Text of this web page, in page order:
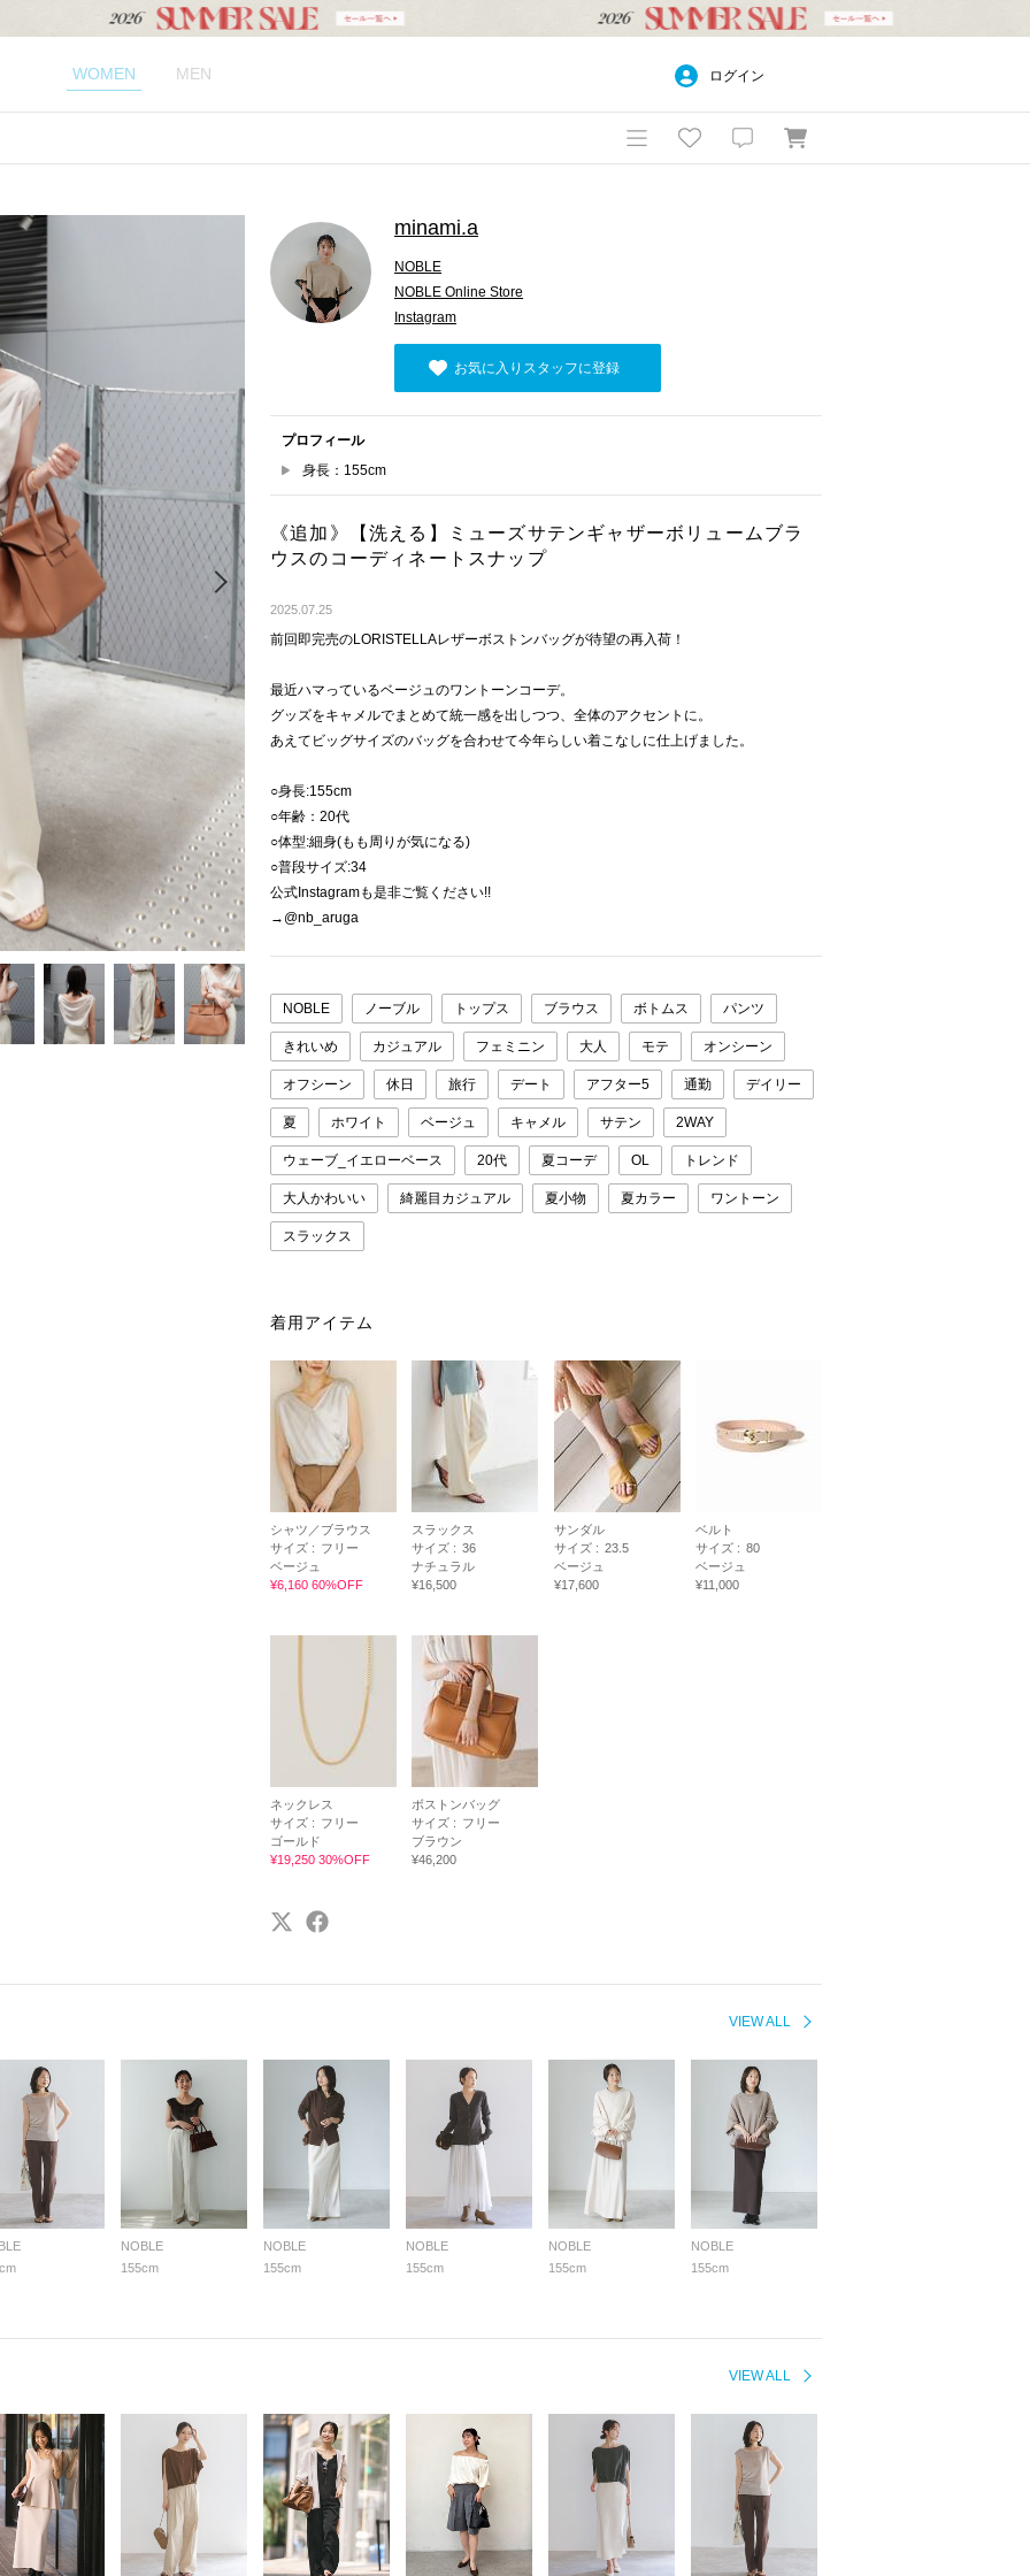
WOMEN MEN ログイン
minami.a
NOBLE
NOBLE Online Store
Instagram
お気に入りスタッフに登録
プロフィール
身長：155cm
《追加》【洗える】ミューズサテンギャザーボリュームブラ
ウスのコーディネートスナップ
2025.07.25
前回即完売のLORISTELLAレザーボストンバッグが待望の再入荷！
最近ハマっているベージュのワントーンコーデ。
グッズをキャメルでまとめて統一感を出しつつ、全体のアクセントに。
あえてビッグサイズのバッグを合わせて今年らしい着こなしに仕上げました。
○身長:155cm
○年齢：20代
○体型:細身(もも周りが気になる)
○普段サイズ:34
公式Instagramも是非ご覧ください!!
→@nb_aruga
NOBLE ノーブル トップス ブラウス ボトムス パンツ
きれいめ カジュアル フェミニン 大人 モテ オンシーン
オフシーン 休日 旅行 デート アフター5 通勤 デイリー
夏 ホワイト ベージュ キャメル サテン 2WAY
ウェーブ_イエローベース 20代 夏コーデ OL トレンド
大人かわいい 綺麗目カジュアル 夏小物 夏カラー ワントーン
スラックス
着用アイテム
シャツ／ブラウス
サイズ : フリー
ベージュ
¥6,160 60%OFF
スラックス
サイズ : 36
ナチュラル
¥16,500
サンダル
サイズ : 23.5
ベージュ
¥17,600
ベルト
サイズ : 80
ベージュ
¥11,000
ネックレス
サイズ : フリー
ゴールド
¥19,250 30%OFF
ボストンバッグ
サイズ : フリー
ブラウン
¥46,200
VIEW ALL
NOBLE
155cm
NOBLE
155cm
NOBLE
155cm
NOBLE
155cm
NOBLE
155cm
VIEW ALL